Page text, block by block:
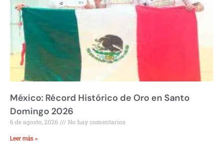
México: Récord Histórico de Oro en Santo
Domingo 2026
6 de agosto, 2026 No hay comentarios
Leer más »